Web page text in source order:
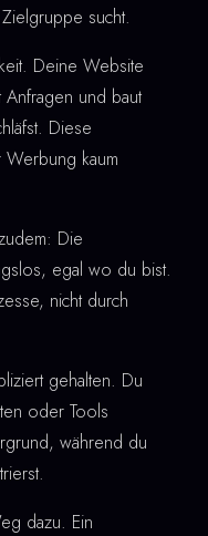
sucht.
Deine Website
und baut
Diese
Werbung kaum
Die
egal wo du bist.
nicht durch
gehalten. Du
oder Tools
während du
dazu. Ein